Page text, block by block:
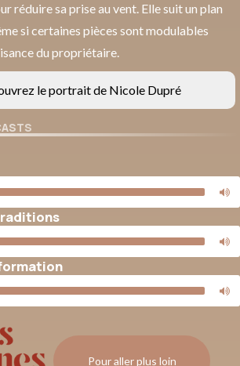
réduire sa prise au vent. Elle suit un plan
si certaines pièces sont modulables
du propriétaire.
le portrait de Nicole Dupré
Pour aller plus loin